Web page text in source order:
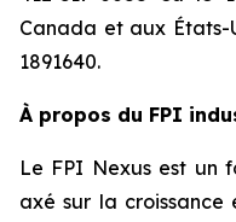
Canada et aux États-
1891640.
À propos du FPI
Le FPI Nexus est un
axé sur la